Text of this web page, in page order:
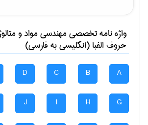
واژه نامه تخصصیمهندسی مواد و
حروف الفبا (انگلیسی به فارسی)
A
B
C
D
G
H
I
J